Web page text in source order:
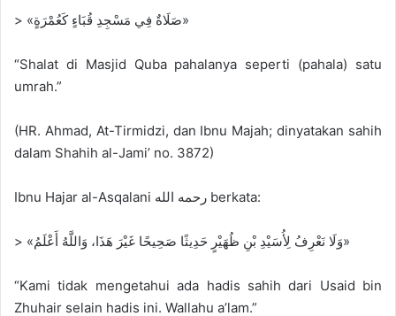
> «صَلَاةٌ فِي مَسْجِدِ قُبَاءٍ كَعُمْرَةٍ»
“Shalat di Masjid Quba pahalanya seperti (pahala) satu
umrah.”
(HR. Ahmad, At-Tirmidzi, dan Ibnu Majah; dinyatakan sahih
dalam Shahih al-Jami’ no. 3872)
Ibnu Hajar al-Asqalani رحمه الله berkata:
> «وَلَا نَعْرِفُ لِأُسَيْدِ بْنِ ظُهَيْرٍ حَدِيثًا صَحِيحًا غَيْرَ هَذَا، وَاللَّهُ أَعْلَمُ»
“Kami tidak mengetahui ada hadis sahih dari Usaid bin
Zhuhair selain hadis ini. Wallahu a’lam.”